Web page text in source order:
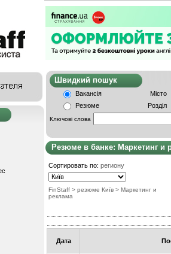
Швидкий
Вакансія
Місто
Резюме
Розділ
Ключові слова
Резюме в банке: Маркетинг и
Сортировать по: региону
FinStaff > резюме Київ > Маркетинг и
реклама
Дата